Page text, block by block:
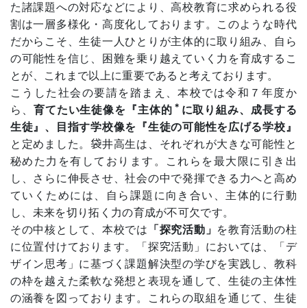
た諸課題への対応などにより、高校教育に求められる役
割は一層多様化・高度化しております。このような時代
だからこそ、生徒一人ひとりが主体的に取り組み、自ら
の可能性を信じ、困難を乗り越えていく力を育成するこ
とが、これまで以上に重要であると考えております。
こうした社会の要請を踏まえ、本校では令和７年度か
ら、 育てたい生徒像を『主体的 ＊ に取り組み、成長する
生徒』、目指す学校像を『生徒の可能性を広げる学校』
と定めました。袋井高生は、それぞれが大きな可能性と
秘めた力を有しております。これらを最大限に引き出
し、さらに伸長させ、社会の中で発揮できる力へと高め
ていくためには、自ら課題に向き合い、主体的に行動
し、未来を切り拓く力の育成が不可欠です。
その中核として、本校では
「探究活動」
を教育活動の柱
に位置付けております。「探究活動」においては、「デ
ザイン思考」に基づく課題解決型の学びを実践し、教科
の枠を越えた柔軟な発想と表現を通して、生徒の主体性
の涵養を図っております。これらの取組を通じて、生徒